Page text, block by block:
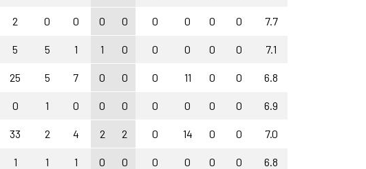
2 0 0 0 0 0 0 0 0 7.7
5 5 1 1 0 0 0 0 0 7.1
25 5 7 0 0 0 11 0 0 6.8
0 1 0 0 0 0 0 0 0 6.9
33 2 4 2 2 0 14 0 0 7.0
1 1 1 0 0 0 0 0 0 6.8